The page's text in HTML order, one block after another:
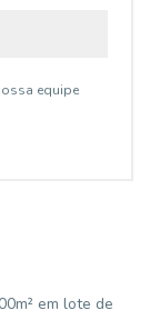
equipe
em lote de